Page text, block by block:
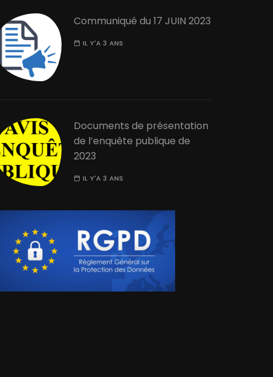
Communiqué du 17 JUIN 2023
IL Y'A 3 ANS
Documents de présentation
de l’enquête publique de
2023
IL Y'A 3 ANS